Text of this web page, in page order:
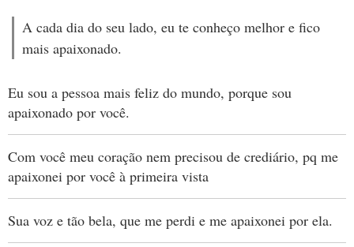
A cada dia do seu lado, eu te conheço melhor e fico
mais apaixonado.
Eu sou a pessoa mais feliz do mundo, porque sou
apaixonado por você.
Com você meu coração nem precisou de crediário, pq me
apaixonei por você à primeira vista
Sua voz e tão bela, que me perdi e me apaixonei por ela.